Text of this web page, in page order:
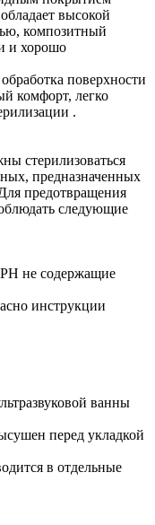
высокой
композитный
и хорошо
поверхности
комфорт, легко
.
стерилизоваться
предназначенных
предотвращения
следующие
не содержащие
инструкции
ванны
перед укладкой
в отдельные